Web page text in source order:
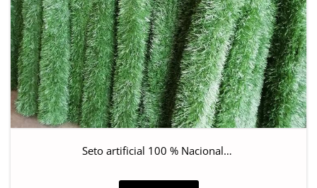
Seto artificial 100 % Nacional…